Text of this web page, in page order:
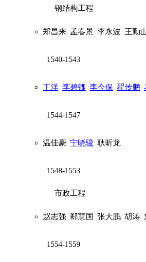
钢结构工程
郑昌来 孟春景 李永波 王勤
1540-1543
丁洋 李碧卿 李今保 翟传鹏
1544-1547
温佳豪 宁晓骏 耿昕龙
1548-1553
市政工程
赵志强 郄慧国 张大鹏 胡涛
1554-1559